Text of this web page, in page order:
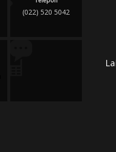
(022) 520 5042